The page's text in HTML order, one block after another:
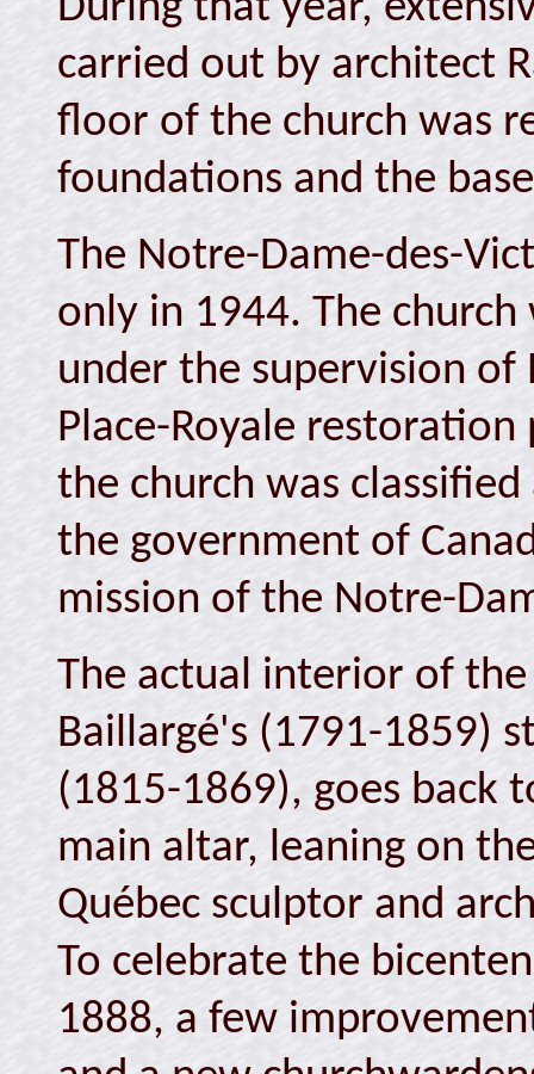
During that year,
carried out by architect
floor of the church was
foundations and the
The Notre-Dame-des-
only in 1944. The
under the supervision
Place-Royale
the church was
the government of
mission of the Notre-
The actual interior of the
Baillargé's (1791-1859)
(1815-1869), goes back
main altar, leaning on
Québec sculptor and
To celebrate the
1888, a few